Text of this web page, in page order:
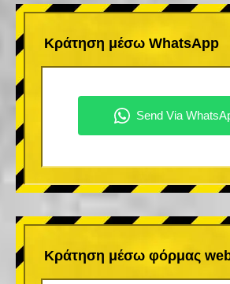
Κράτηση μέσω WhatsApp
Κράτηση μέσω φόρμας